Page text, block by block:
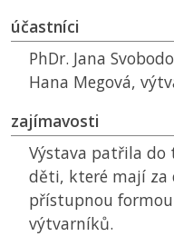
účastníci
PhDr. Jana
Hana Megová,
zajímavosti
Výstava patřila do
děti, které mají
přístupnou
výtvarníků.